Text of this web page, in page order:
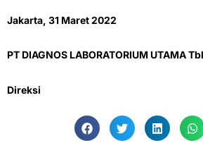
Jakarta, 31 Maret 2022
PT DIAGNOS LABORATORIUM UTAMA
Direksi